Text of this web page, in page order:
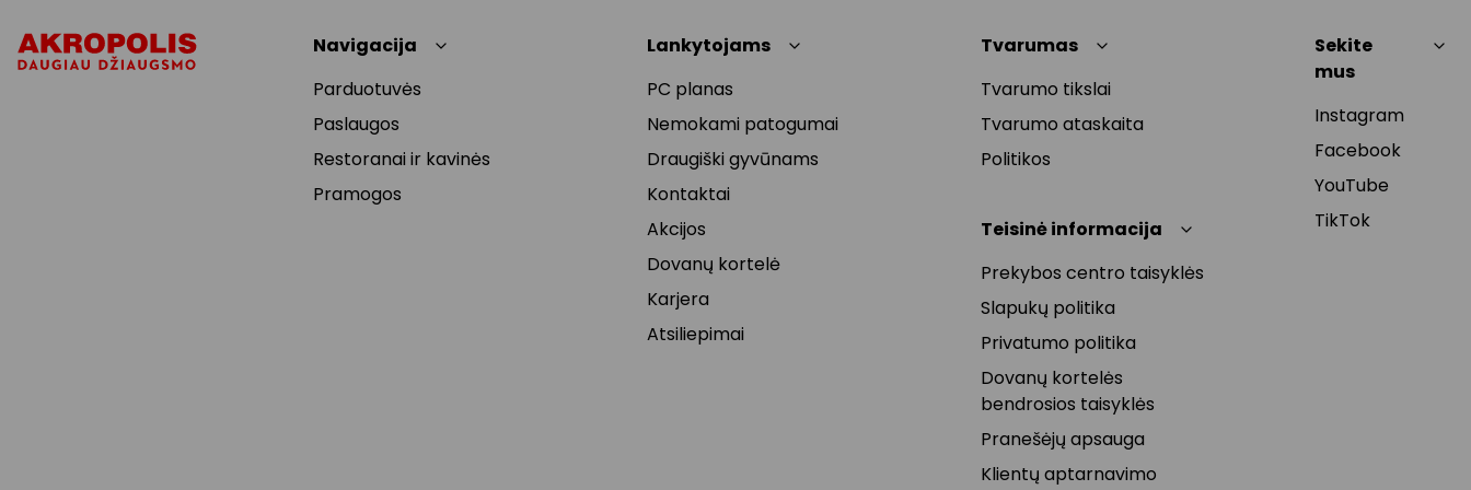
Navigacija
Parduotuvės
Paslaugos
Restoranai ir kavinės
Pramogos
Lankytojams
PC planas
Nemokami patogumai
Draugiški gyvūnams
Kontaktai
Akcijos
Dovanų kortelė
Karjera
Atsiliepimai
Tvarumas
Tvarumo tikslai
Tvarumo ataskaita
Politikos
Teisinė informacija
Prekybos centro taisyklės
Slapukų politika
Privatumo politika
Dovanų kortelės
bendrosios taisyklės
Pranešėjų apsauga
Klientų aptarnavimo
Sekite
mus
Instagram
Facebook
YouTube
TikTok